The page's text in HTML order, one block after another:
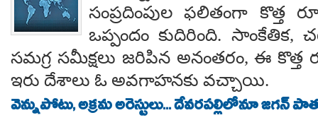
సంప్రదింపుల ఫలితంగా కొత్త
ఒప్పందం కుదిరింది. సాంకేతిక,
సమగ్ర సమీక్షలు జరిపిన అనంతరం, ఈ కొత్త
ఇరు దేశాలు ఓ అవగాహనకు వచ్చాయి.
వెన్నుపోటు, అక్రమ అరెస్టులు... దేవరపల్లిలోనూ జగన్